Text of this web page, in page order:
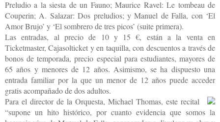
Preludio a la siesta de un Fauno; Maurice Ravel: Le tombeau de
Couperin; A. Salazar: Dos preludios; y Manuel de Falla, con ‘El
Amor Brujo’ y ‘El sombrero de tres picos’ (suite primera).
Las entradas, al precio de 10 y 15 €, están a la venta en
Ticketmaster, Cajasolticket y en taquilla, con descuentos a través de
bonos de temporada, precio especial para estudiantes, mayores de
65 años y menores de 12 años. Asimismo, se ha dispuesto una
entrada familiar por la que un menor de 12 años puede acceder
gratis acompañado de dos adultos.
Para el director de la Orquesta, Michael Thomas, este recital
“supone un hito histórico, por cuanto evidencia que somos la